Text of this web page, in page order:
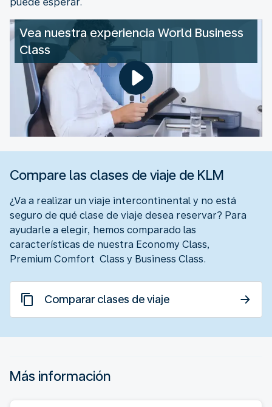
Vea nuestra experiencia World Business
Class
Compare las clases de viaje de KLM
¿Va a realizar un viaje intercontinental y no está
seguro de qué clase de viaje desea reservar? Para
ayudarle a elegir, hemos comparado las
características de nuestra Economy Class,
Premium Comfort Class y Business Class.
Comparar clases de viaje
Más información